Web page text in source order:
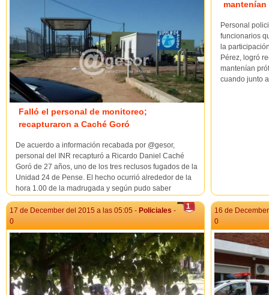
Falló el personal de monitoreo;
recapturaron a Caché Goró
De acuerdo a información recabada por @gesor,
personal del INR recapturó a Ricardo Daniel Caché
Goró de 27 años, uno de los tres reclusos fugados de la
Unidad 24 de Pense. El hecho ocurrió alrededor de la
hora 1.00 de la madrugada y según pudo saber
Personal
funcionarios
la
Pérez, logró
mantenían
cuando junto
1
17 de December del 2015 a las 05:05 - Policiales -
0
16 de
0